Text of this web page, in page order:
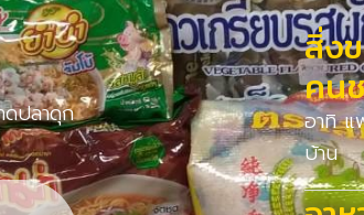
ดปลาดุก
สิ่ง
คน
อาทิ แ
บ้าน